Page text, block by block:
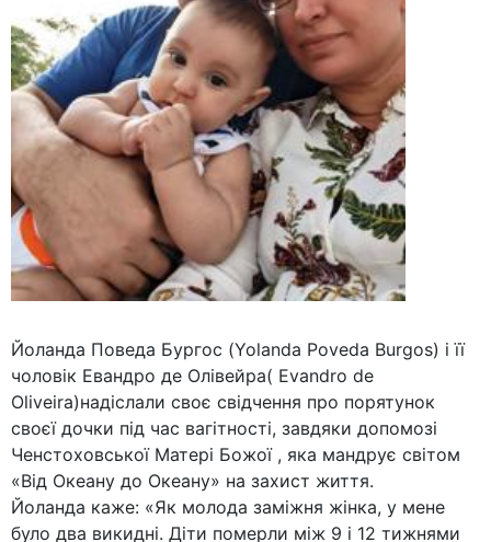
Йоланда Поведа Бургос (Yolanda Poveda Burgos) і її
чоловік Евандро де Олівейра( Evandro de
Oliveira)надіслали своє свідчення про порятунок
своєї дочки під час вагітності, завдяки допомозі
Ченстоховської Матері Божої , яка мандрує світом
«Від Океану до Океану» на захист життя.
Йоланда каже: «Як молода заміжня жінка, у мене
було два викидні. Діти померли між 9 і 12 тижнями